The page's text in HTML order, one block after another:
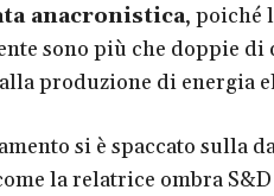
anacronistica, poiché
sono più che doppie di
produzione di energia
si è spaccato sulla
la relatrice ombra S&D